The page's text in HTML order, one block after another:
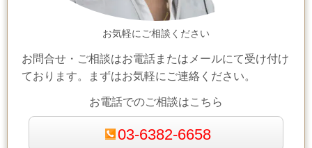
お気軽にご相談ください
お問合せ・ご相談はお電話またはメールにて受け付け
ております。まずはお気軽にご連絡ください。
お電話でのご相談はこちら
03-6382-6658